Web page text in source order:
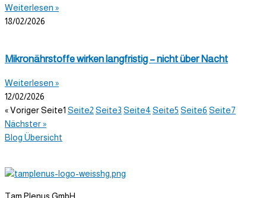
Weiterlesen »
18/02/2026
Mikronährstoffe wirken langfristig – nicht über Nacht
Weiterlesen »
12/02/2026
« VorigerSeite1 Seite2 Seite3 Seite4 Seite5 Seite6 Seite7
Nächster »
Blog Übersicht